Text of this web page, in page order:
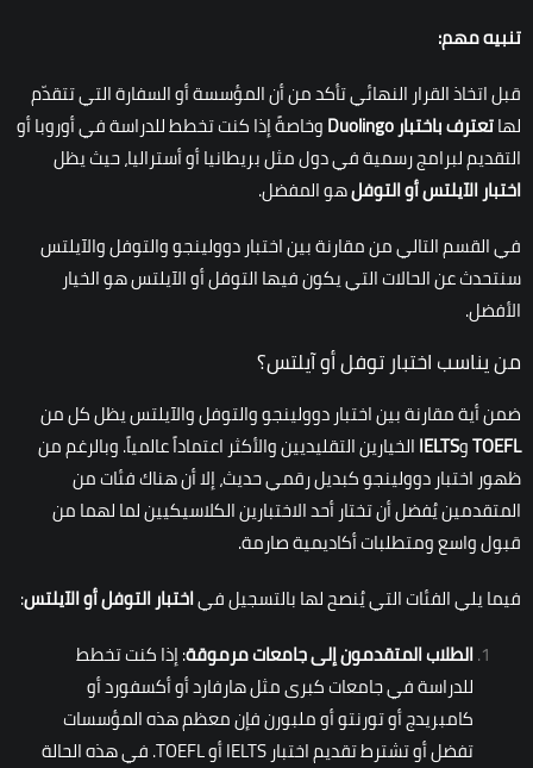
تنبيه مهم:
قبل اتخاذ القرار النهائي تأكد من أن المؤسسة أو السفارة التي تتقدّم
لهاتعترف باختبار Duolingoوخاصةً إذا كنت تخطط للدراسة في أوروبا أو
التقديم لبرامج رسمية في دول مثل بريطانيا أو أستراليا، حيث يظل
اختبار الآيلتس أو التوفلهو المفضل.
في القسم التالي من مقارنة بين اختبار دوولينجو والتوفل والآيلتس
سنتحدث عن الحالات التي يكون فيها التوفل أو الآيلتس هو الخيار
الأفضل.
من يناسب اختبار توفل أو آيلتس؟
ضمن أية مقارنة بين اختبار دوولينجو والتوفل والآيلتس يظل كل من
TOEFLوIELTSالخيارين التقليديين والأكثر اعتماداً عالمياً. وبالرغم من
ظهور اختبار دوولينجو كبديل رقمي حديث، إلا أن هناك فئات من
المتقدمين يُفضل أن تختار أحد الاختبارين الكلاسيكيين لما لهما من
قبول واسع ومتطلبات أكاديمية صارمة.
فيما يلي الفئات التي يُنصح لها بالتسجيل فياختبار التوفل أو الآيلتس:
الطلاب المتقدمون إلى جامعات مرموقة: إذا كنت تخطط
للدراسة في جامعات كبرى مثل هارفارد أو أكسفورد أو
كامبريدج أو تورنتو أو ملبورن فإن معظم هذه المؤسسات
تفضل أو تشترط تقديم اختبار IELTS أو TOEFL. في هذه الحالة